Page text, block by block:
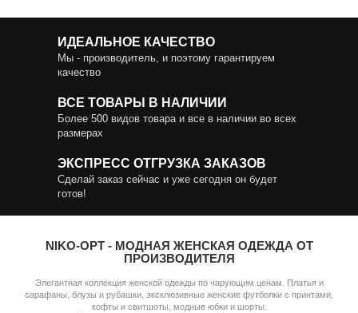
ИДЕАЛЬНОЕ КАЧЕСТВО
Мы - производитель, и поэтому гарантируем
качество
ВСЕ ТОВАРЫ В НАЛИЧИИ
Более 500 видов товара и все в наличии во всех
размерах
ЭКСПРЕСС ОТГРУЗКА ЗАКАЗОВ
Сделай заказ сейчас и уже сегодня он будет
готов!
NIKO-OPT - МОДНАЯ ЖЕНСКАЯ ОДЕЖДА ОТ
ПРОИЗВОДИТЕЛЯ
Элегантная коллекция женской одежды по чарующим ценам. Платья и
сарафаны, блузы и рубашки, эксклюзивные женские футболки с принтами,
кофты и свитшоты, модные юбки и шорты.